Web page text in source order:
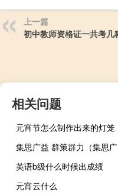
上一篇
初中教师资格证一共考几
相关问题
元宵节怎么制作出来的灯笼
英语b级什么时候出成绩
元宵云什么